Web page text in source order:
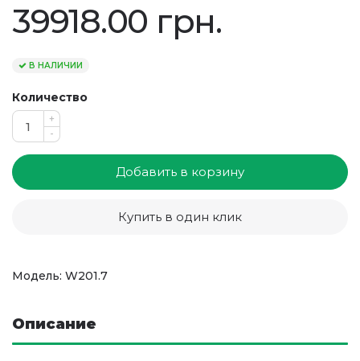
39918.00 грн.
В НАЛИЧИИ
Количество
+
-
Добавить в корзину
Купить в один клик
Модель: W201.7
Описание